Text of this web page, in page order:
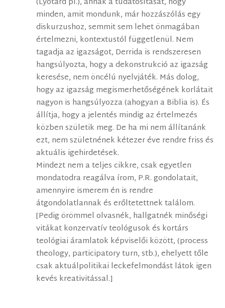
minden, amit mondunk, már hozzászólás egy
diskurzushoz, semmit sem lehet önmagában
értelmezni, kontextustól függetlenül. Nem
tagadja az igazságot, Derrida is rendszeresen
hangsúlyozta, hogy a dekonstrukció az igazság
keresése, nem öncélú nyelvjáték. Más dolog,
hogy az igazság megismerhetőségének korlátait
nagyon is hangsúlyozza (ahogyan a Biblia is). És
állítja, hogy a jelentés mindig az értelmezés
közben születik meg. De ha mi nem állítanánk
ezt, nem születnének kétezer éve rendre friss és
aktuális igehirdetések.
Mindezt nem a teljes cikkre, csak egyetlen
mondatodra reagálva írom, P.R. gondolatait,
amennyire ismerem én is rendre
átgondolatlannak és erőltetettnek találom.
[Pedig örömmel olvasnék, hallgatnék minőségi
vitákat konzervatív teológusok és kortárs
teológiai áramlatok képviselői között, (process
theology, participatory turn, stb.), ehelyett tőle
csak aktuálpolitikai leckefelmondást látok igen
kevés kreativitással.]